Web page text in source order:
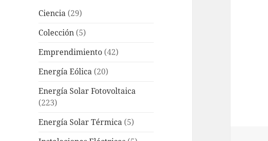
Ciencia (29)
Colección (5)
Emprendimiento (42)
Energía Eólica (20)
Energía Solar Fotovoltaica
(223)
Energía Solar Térmica (5)